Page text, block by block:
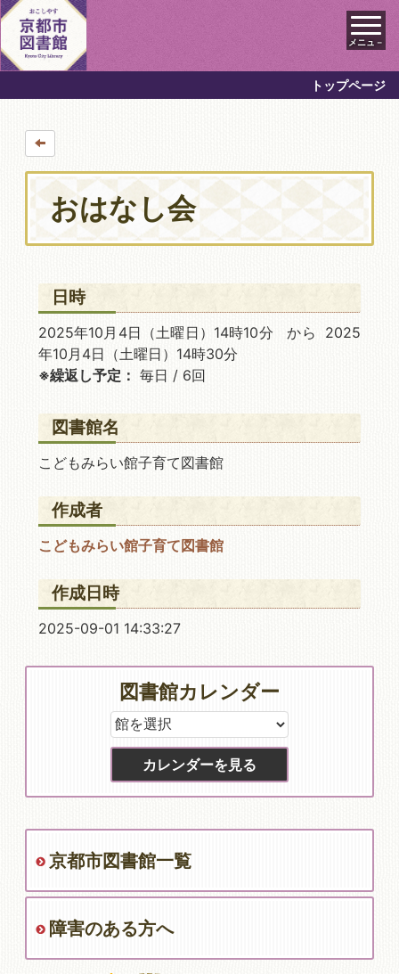
メニュ－
トップページ
おはなし会
日時
2025年10月4日 （土曜日）14時10分 から 2025
年10月4日 （土曜日）14時30分
※繰返し予定： 毎日 / 6回
図書館名
こどもみらい館子育て図書館
作成者
こどもみらい館子育て図書館
作成日時
2025-09-01 14:33:27
図書館カレンダー
京都市図書館一覧
障害のある方へ